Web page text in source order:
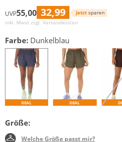
UVP55,00 32,99 Jetzt sparen
inkl. Mwst zzgl. Versandkosten
Farbe: Dunkelblau
DEAL DEAL
Größe:
Welche Größe passt mir?